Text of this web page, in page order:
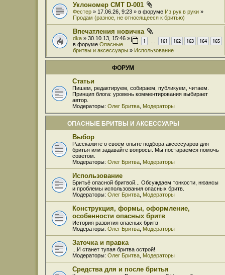
Уклономер СМТ D-001
Фестер » 17.06.26, 9:23 » в форуме Из рук в руки »
Продам (разное, не относящееся к бритью)
Впечатления новичка
1 161 162 163 164 165
dka » 30.10.13, 15:46 »
в форуме Опасные
бритвы и аксессуары » Использование
ФОРУМ
Статьи
Пишем, редактируем, собираем, публикуем, читаем.
Принцип блога: уровень комментирования выбирает
автор.
Модераторы: Олег Бритва Модераторы
ОПАСНЫЕ БРИТВЫ И АКСЕССУАРЫ
Выбор
Расскажите о своём опыте подбора аксессуаров для
бритья или задавайте вопросы. Мы постараемся помочь
советом.
Модераторы: Олег Бритва Модераторы
Использование
Бритьё опасной бритвой... Обсуждаем тонкости, нюансы
и проблемы использования опасных бритв.
Модераторы: Олег Бритва Модераторы
Конструкция, формы, оформление,
особенности опасных бритв
История развития опасных бритв
Модераторы: Олег Бритва Модераторы
Заточка и правка
...И станет тупая бритва острой!
Модераторы: Олег Бритва Модераторы
Средства для и после бритья